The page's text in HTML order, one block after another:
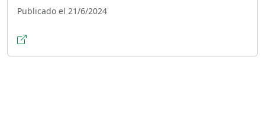
Publicado el 21/6/2024